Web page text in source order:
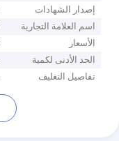
إصدار الشهادات
اسم العلامة التجارية
الأسعار
الحد الأدنى لكمية
تفاصيل التغليف